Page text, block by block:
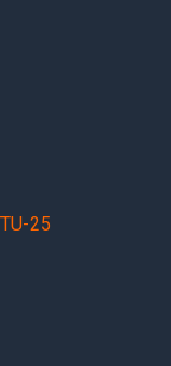
25